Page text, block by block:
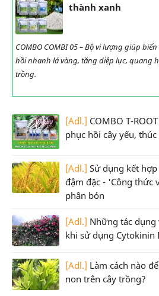
thành xanh
COMBO COMBI 05 – Bộ vi lượng giúp
hồi nhanh lá vàng, tăng diệp lục, quang
trồng.
[Adl.] COMBO T-
phục hồi cây yếu,
[Adl.] Sử dụng kết
đậm đặc - 'Công thức
phân bón
[Adl.] Những tác
khi sử dụng Cytokinin
[Adl.] Làm cách nào
non trên cây trồng?